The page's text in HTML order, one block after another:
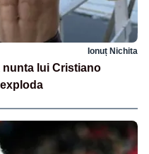
Ionuț Nichita
nunta lui Cristiano